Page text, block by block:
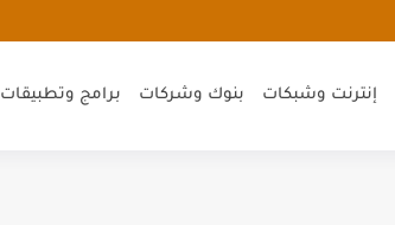
إنترنت وشبكات بنوك وشركات برامج وتطبيقات